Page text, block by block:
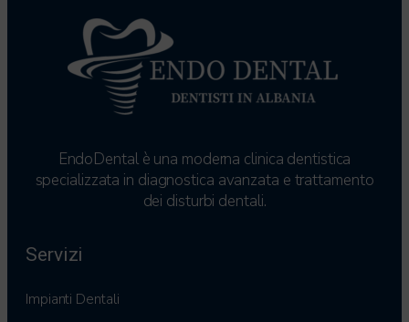
EndoDental è una moderna clinica dentistica
specializzata in diagnostica avanzata e trattamento
dei disturbi dentali.
Servizi
Impianti Dentali